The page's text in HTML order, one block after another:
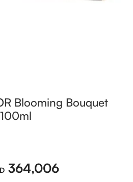
Blooming Bouquet
364,006